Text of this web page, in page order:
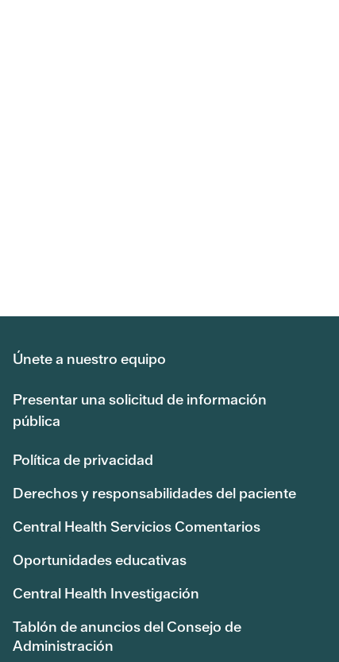
Únete a nuestro equipo
Presentar una solicitud de información
pública
Política de privacidad
Derechos y responsabilidades del paciente
Central Health Servicios Comentarios
Oportunidades educativas
Central Health Investigación
Tablón de anuncios del Consejo de
Administración